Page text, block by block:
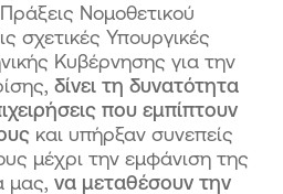
Νομοθετικού
σχετικές Υπουργικές
Κυβέρνησης για την
δίνει τη δυνατότητα
που εμπίπτουν
και υπήρξαν συνεπείς
μέχρι την εμφάνιση της
μας, να μεταθέσουν την